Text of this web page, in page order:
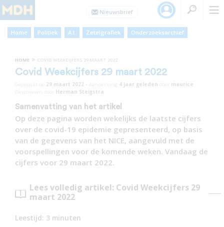
Home Politiek A.I. Zetelgrafiek Onderzoeksarchief
HOME »
Covid Weekcijfers 29 maart 2022
29 maart 2022 4 jaar geleden
maurice
Herman Steigstra
Samenvatting van het artikel
Op deze pagina worden wekelijks de laatste cijfers
over de covid-19 epidemie gepresenteerd, op basis
van de gegevens van het NICE, aangevuld met de
voorspellingen voor de komende weken. Vandaag de
cijfers voor 29 maart 2022.
Lees volledig artikel: Covid Weekcijfers 29
maart 2022
Leestijd: 3 minuten